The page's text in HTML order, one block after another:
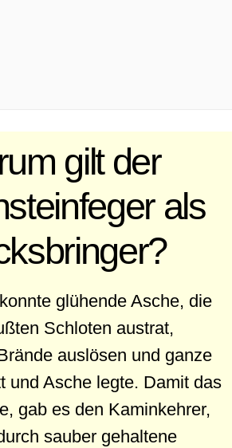
gilt der
als
glühende Asche, die
Schloten austrat,
auslösen und ganze
und Asche legte. Damit das
gab es den Kaminkehrer,
sauber gehaltene